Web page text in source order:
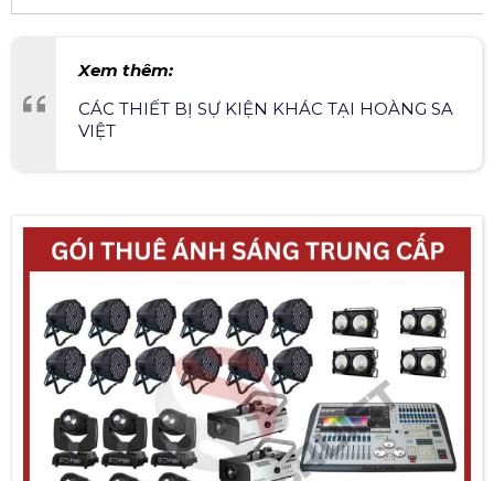
Xem thêm:
CÁC THIẾT BỊ SỰ KIỆN KHÁC TẠI HOÀNG SA
VIỆT